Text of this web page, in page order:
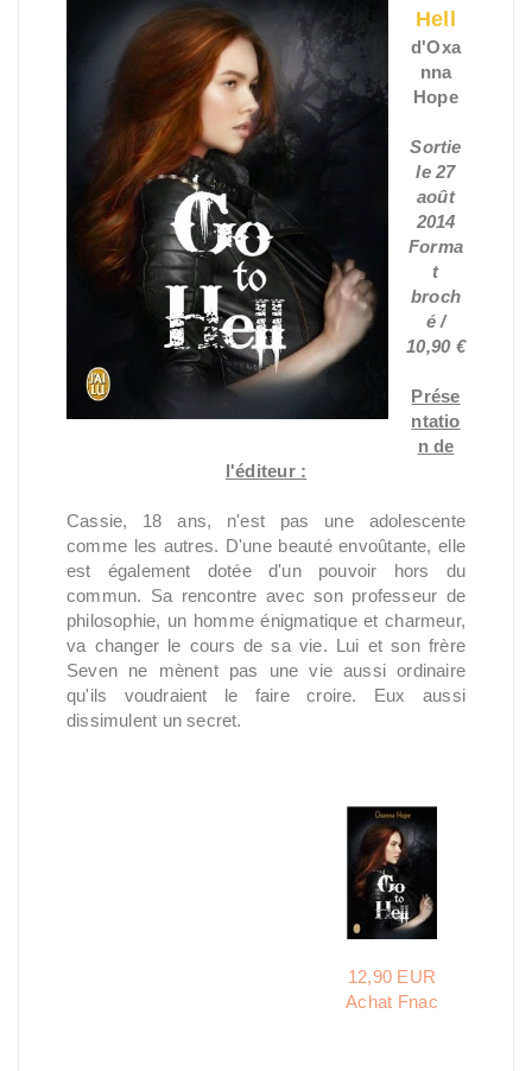
Hell
d'Oxa
nna
Hope
Sortie
le 27
août
2014
Forma
t
broch
é /
10,90 €
Prése
ntatio
n de
l'éditeur :
Cassie, 18 ans, n'est pas une adolescente
comme les autres. D'une beauté envoûtante, elle
est également dotée d'un pouvoir hors du
commun. Sa rencontre avec son professeur de
philosophie, un homme énigmatique et charmeur,
va changer le cours de sa vie. Lui et son frère
Seven ne mènent pas une vie aussi ordinaire
qu'ils voudraient le faire croire. Eux aussi
dissimulent un secret.
12,90 EUR
Achat Fnac